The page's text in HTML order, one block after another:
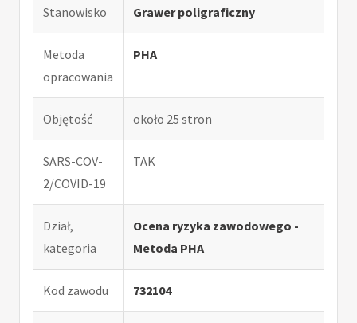
Stanowisko Grawer poligraficzny
Metoda
opracowania
PHA
Objętość około 25 stron
SARS-COV-
2/COVID-19
TAK
Dział,
kategoria
Ocena ryzyka zawodowego -
Metoda PHA
Kod zawodu 732104